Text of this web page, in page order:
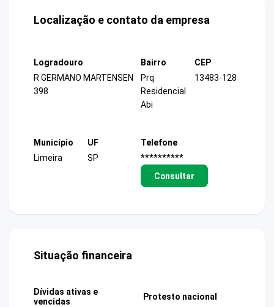
Localização e contato da empresa
Logradouro
R GERMANO MARTENSEN
398
Bairro
Prq
Residencial
Abi
CEP
13483-128
Município
Limeira
UF
SP
Telefone
**********
Consultar
Situação financeira
Dívidas ativas e
vencidas
Protesto nacional